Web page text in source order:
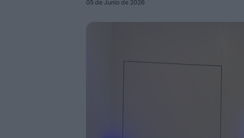
05 de Junio de 2026